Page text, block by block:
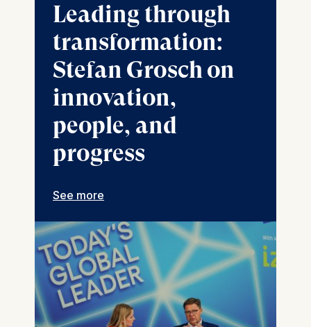
Leading through
transformation:
Stefan Grosch on
innovation,
people, and
progress
See more